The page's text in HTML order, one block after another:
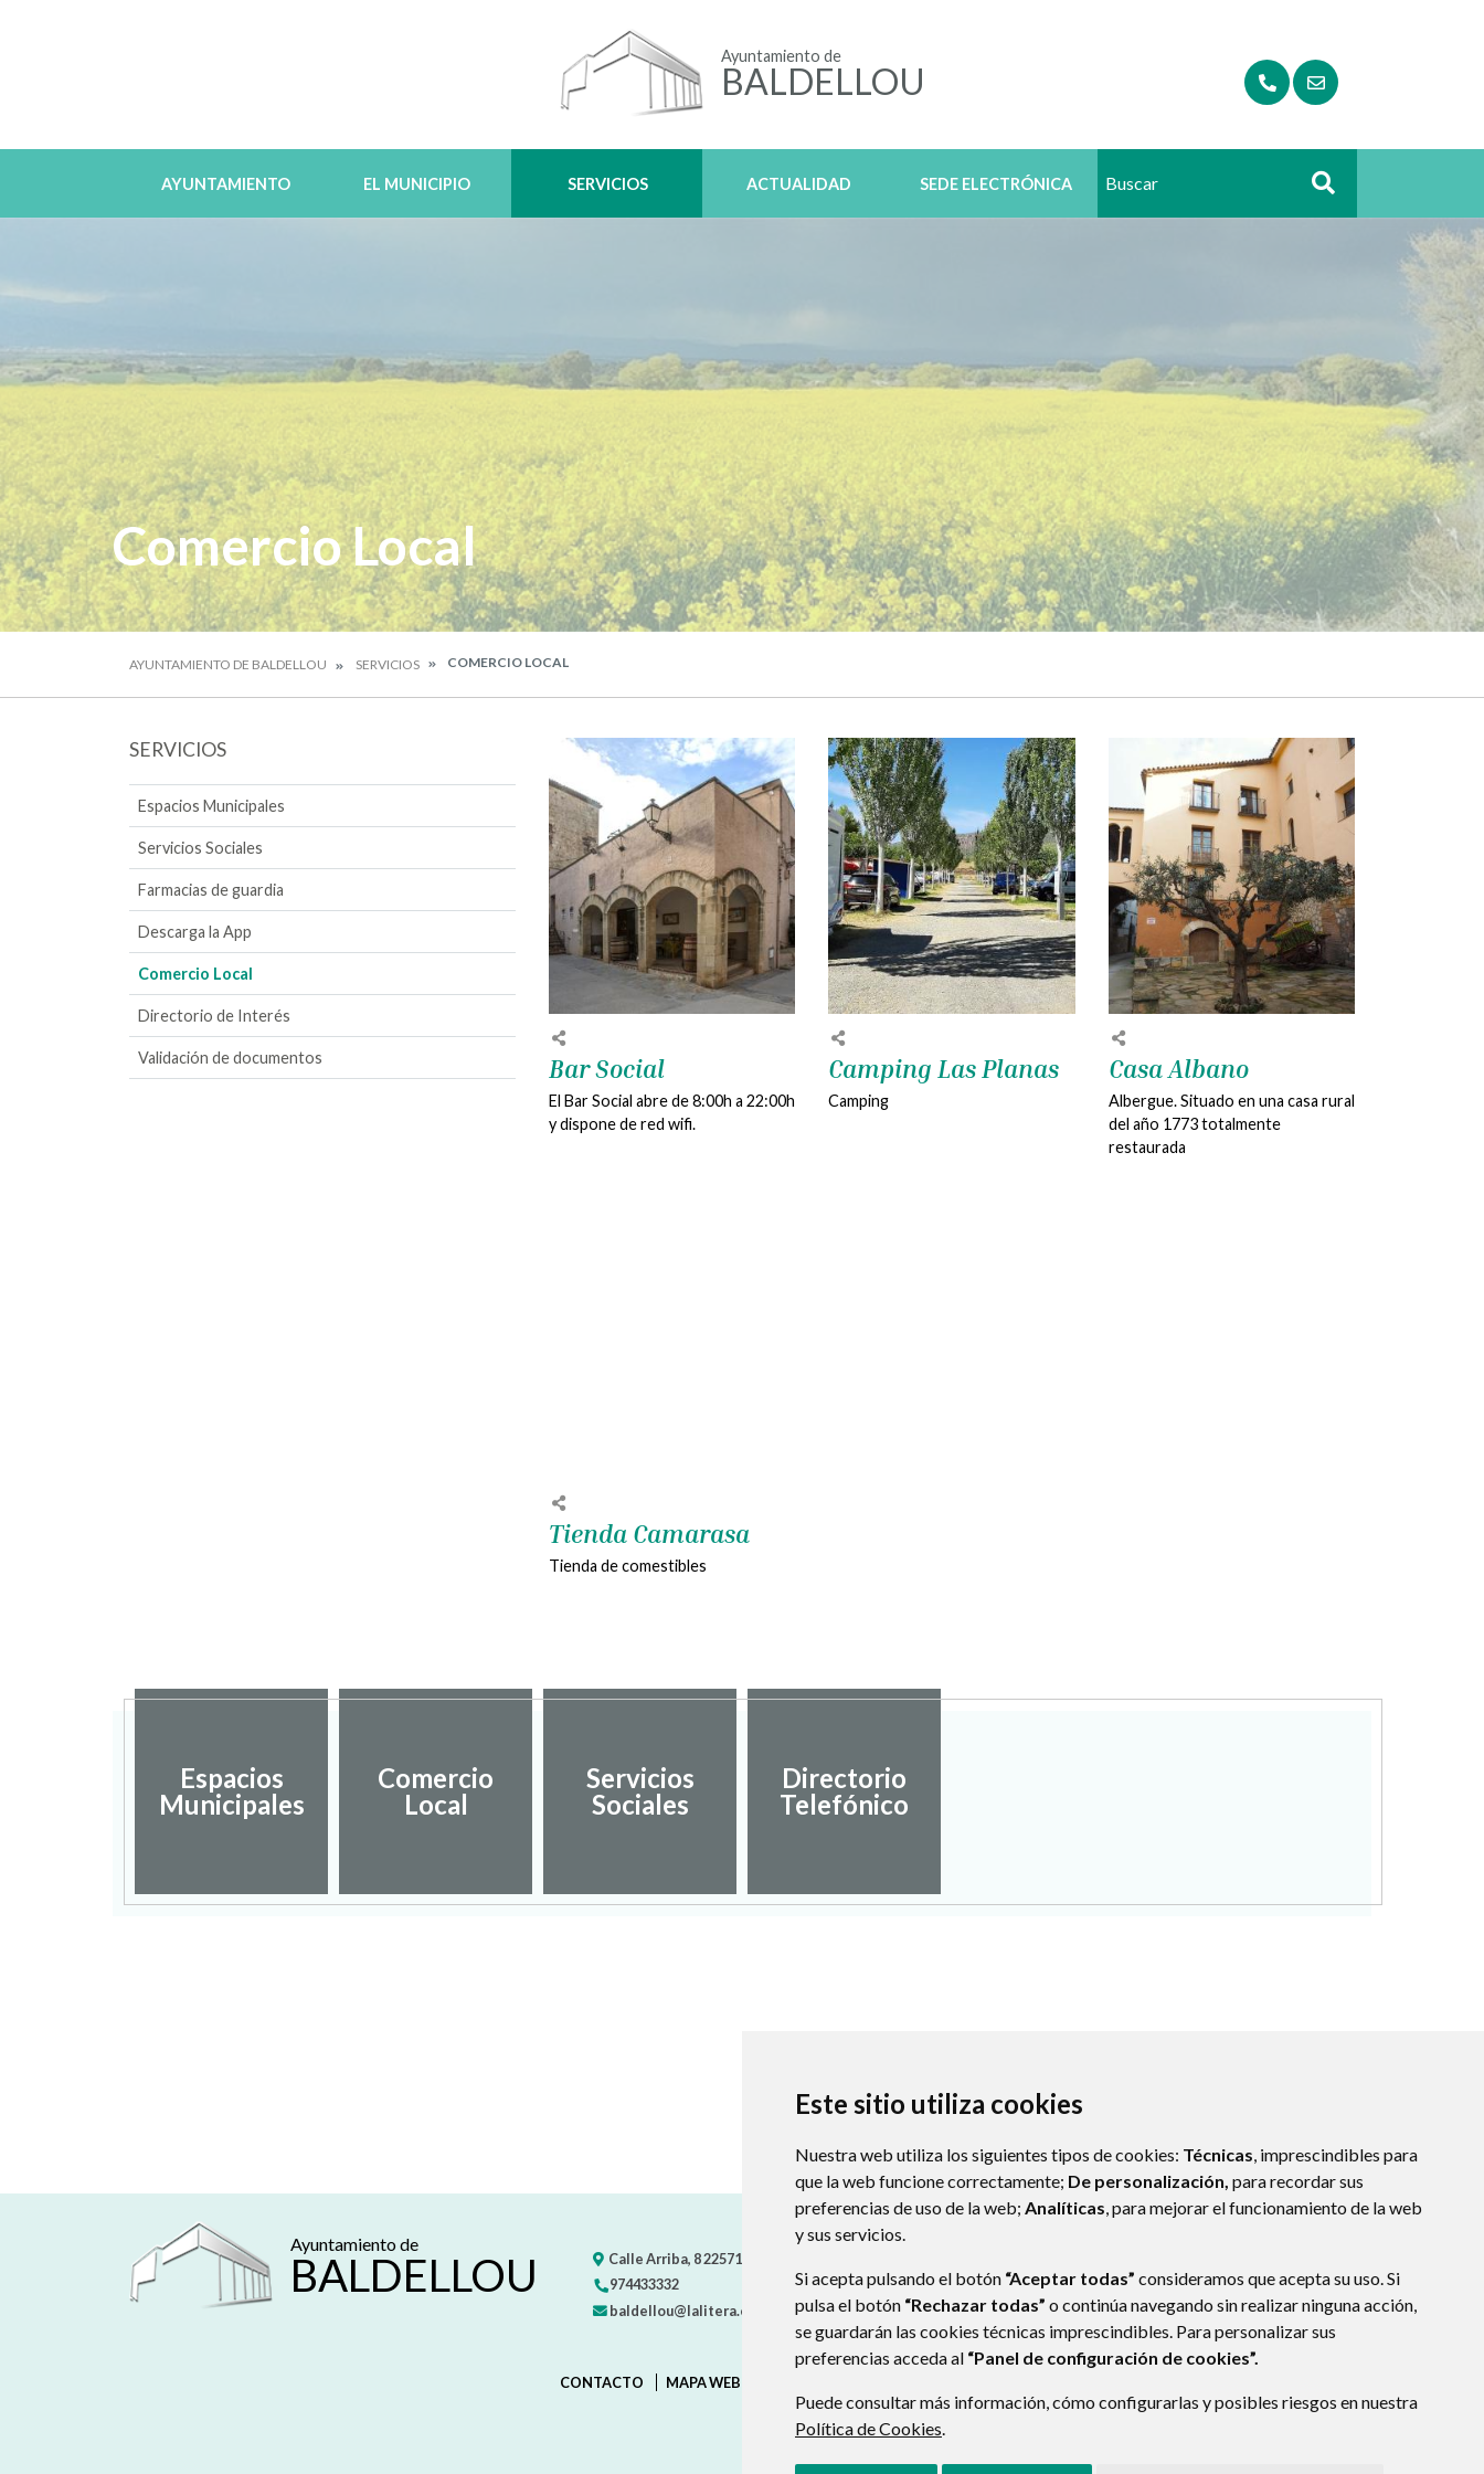
Este sitio utiliza cookies
Nuestra web utiliza los siguientes tipos de cookies: Técnicas, imprescindibles para
que la web funcione correctamente; De personalización, para recordar sus
preferencias de uso de la web; Analíticas, para mejorar el funcionamiento de la web
y sus servicios.
Si acepta pulsando el botón “Aceptar todas” consideramos que acepta su uso. Si
pulsa el botón “Rechazar todas” o continúa navegando sin realizar ninguna acción,
se guardarán las cookies técnicas imprescindibles. Para personalizar sus
preferencias acceda al “Panel de configuración de cookies”.
Puede consultar más información, cómo configurarlas y posibles riesgos en nuestra
Política de Cookies.
Ayuntamiento de
BALDELLOU
AYUNTAMIENTO EL MUNICIPIO SERVICIOS ACTUALIDAD SEDE ELECTRÓNICA Buscar
Comercio Local
AYUNTAMIENTO DE BALDELLOU SERVICIOS COMERCIO LOCAL
SERVICIOS
Espacios Municipales
Servicios Sociales
Farmacias de guardia
Descarga la App
Comercio Local
Directorio de Interés
Validación de documentos Bar Social
El Bar Social abre de 8:00h a 22:00h
y dispone de red wifi.
Camping Las Planas
Camping
Casa Albano
Albergue. Situado en una casa rural
del año 1773 totalmente
restaurada
Tienda Camarasa
Tienda de comestibles
Espacios
Municipales
Comercio
Local
Servicios
Sociales
Directorio
Telefónico
Ayuntamiento de
BALDELLOU Calle Arriba, 822571
974433332
baldellou@lalitera.org
CONTACTO MAPA WEB